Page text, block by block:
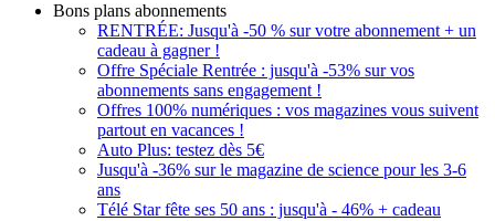
Bons plans abonnements
RENTRÉE: Jusqu'à -50 % sur votre abonnement + un
cadeau à gagner !
Offre Spéciale Rentrée : jusqu'à -53% sur vos
abonnements sans engagement !
Offres 100% numériques : vos magazines vous suivent
partout en vacances !
Auto Plus: testez dès 5€
Jusqu'à -36% sur le magazine de science pour les 3-6
ans
Télé Star fête ses 50 ans : jusqu'à - 46% + cadeau